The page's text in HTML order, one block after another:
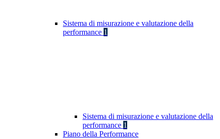
Sistema di misurazione e valutazione della
performance 1
Sistema di misurazione e valutazione della
performance 1
Piano della Performance